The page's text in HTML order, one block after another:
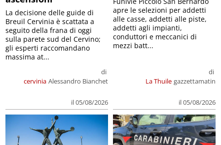
cervinia
di
Alessandro Bianchet
il 05/08/2026
La decisione delle guide di
Breuil Cervinia è scattata a
seguito della frana di oggi
sulla parete sud del Cervino;
gli esperti raccomandano
massima at...
La Thuile
di
gazzettamatin
il 05/08/2026
apre le selezioni per addetti
alle casse, addetti alle piste,
addetti agli impianti,
conduttori e meccanici di
mezzi batt...